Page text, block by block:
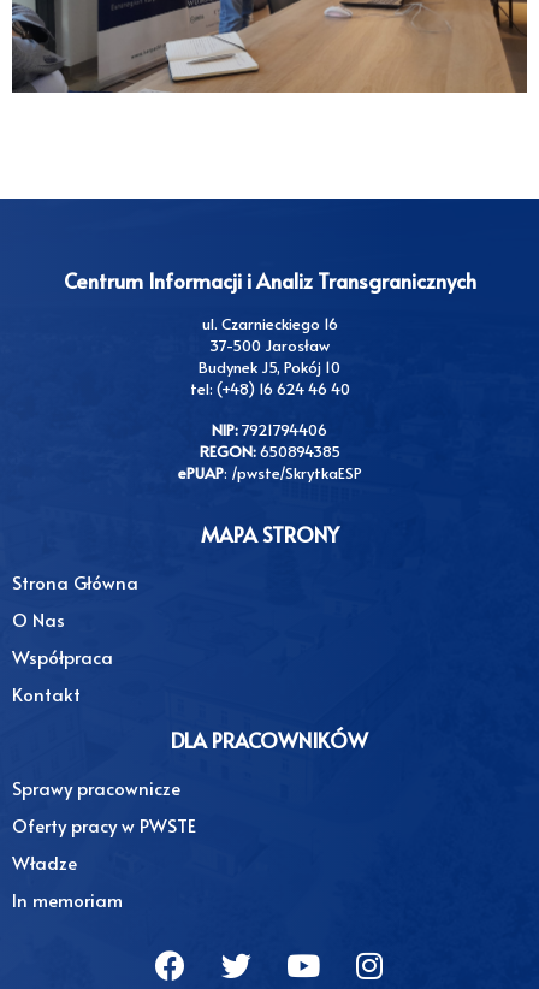
Centrum Informacji i Analiz Transgranicznych
ul. Czarnieckiego 16
37-500 Jarosław
Budynek J5, Pokój 10
tel: (+48) 16 624 46 40
NIP:7921794406
REGON:650894385
ePUAP: /pwste/SkrytkaESP
MAPA STRONY
Strona Główna
O Nas
Współpraca
Kontakt
DLA PRACOWNIKÓW
Sprawy pracownicze
Oferty pracy w PWSTE
Władze
In memoriam